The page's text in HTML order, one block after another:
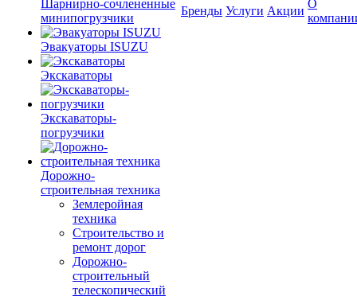
Шарнирно-сочлененные
минипогрузчики
Эвакуаторы ISUZU
Экскаваторы
Экскаваторы-
погрузчики
Дорожно-
строительная техника
Землеройная
техника
Строительство и
ремонт дорог
Дорожно-
строительный
телескопический
Бренды Услуги Акции
О